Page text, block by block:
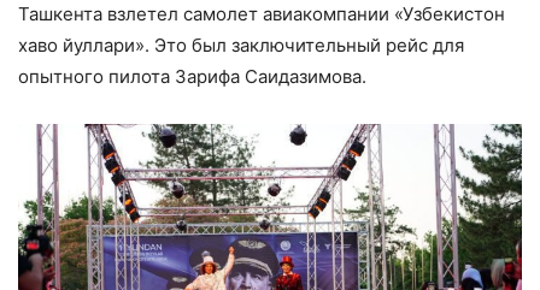
Ташкента взлетел самолет авиакомпании «Узбекистон
хаво йуллари». Это был заключительный рейс для
опытного пилота Зарифа Саидазимова.